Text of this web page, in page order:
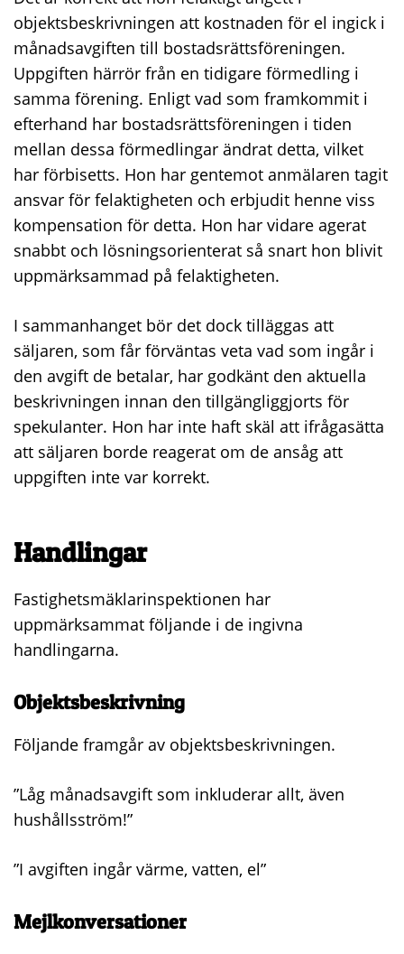
objektsbeskrivningen att kostnaden för el ingick i
månadsavgiften till bostadsrättsföreningen.
Uppgiften härrör från en tidigare förmedling i
samma förening. Enligt vad som framkommit i
efterhand har bostadsrättsföreningen i tiden
mellan dessa förmedlingar ändrat detta, vilket
har förbisetts. Hon har gentemot anmälaren tagit
ansvar för felaktigheten och erbjudit henne viss
kompensation för detta. Hon har vidare agerat
snabbt och lösningsorienterat så snart hon blivit
uppmärksammad på felaktigheten.
I sammanhanget bör det dock tilläggas att
säljaren, som får förväntas veta vad som ingår i
den avgift de betalar, har godkänt den aktuella
beskrivningen innan den tillgängliggjorts för
spekulanter. Hon har inte haft skäl att ifrågasätta
att säljaren borde reagerat om de ansåg att
uppgiften inte var korrekt.
Handlingar
Fastighetsmäklarinspektionen har
uppmärksammat följande i de ingivna
handlingarna.
Objektsbeskrivning
Följande framgår av objektsbeskrivningen.
”Låg månadsavgift som inkluderar allt, även
hushållsström!”
”I avgiften ingår värme, vatten, el”
Mejlkonversationer